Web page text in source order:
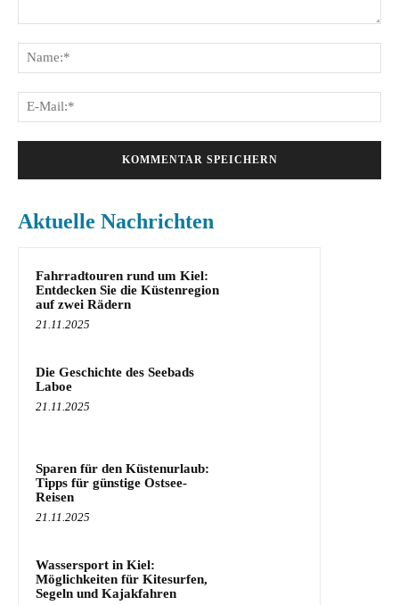
Aktuelle Nachrichten
Fahrradtouren rund um Kiel:
Entdecken Sie die Küstenregion
auf zwei Rädern
21.11.2025
Die Geschichte des Seebads
Laboe
21.11.2025
Sparen für den Küstenurlaub:
Tipps für günstige Ostsee-
Reisen
21.11.2025
Wassersport in Kiel:
Möglichkeiten für Kitesurfen,
Segeln und Kajakfahren